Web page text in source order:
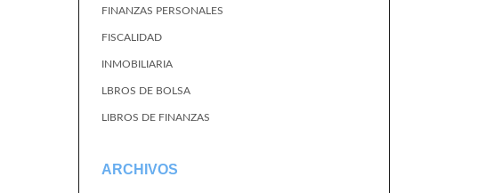
FINANZAS PERSONALES
FISCALIDAD
INMOBILIARIA
LBROS DE BOLSA
LIBROS DE FINANZAS
ARCHIVOS